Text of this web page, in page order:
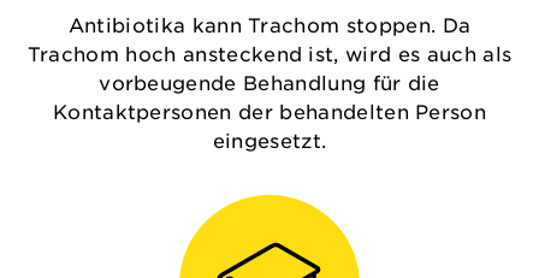
Antibiotika kann Trachom stoppen. Da
Trachom hoch ansteckend ist, wird es auch als
vorbeugende Behandlung für die
Kontaktpersonen der behandelten Person
eingesetzt.